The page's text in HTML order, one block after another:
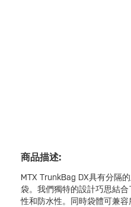
商品描述:
MTX TrunkBag DX具有分隔
袋。我們獨特的設計巧思結
性和防水性。同時袋體可兼